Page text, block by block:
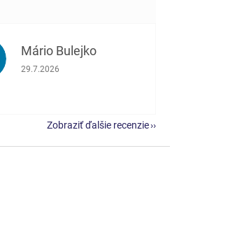
Mário Bulejko
Hodnotenie obchodu je 5 z 5 hviezdičiek.
29.7.2026
Zobraziť ďalšie recenzie